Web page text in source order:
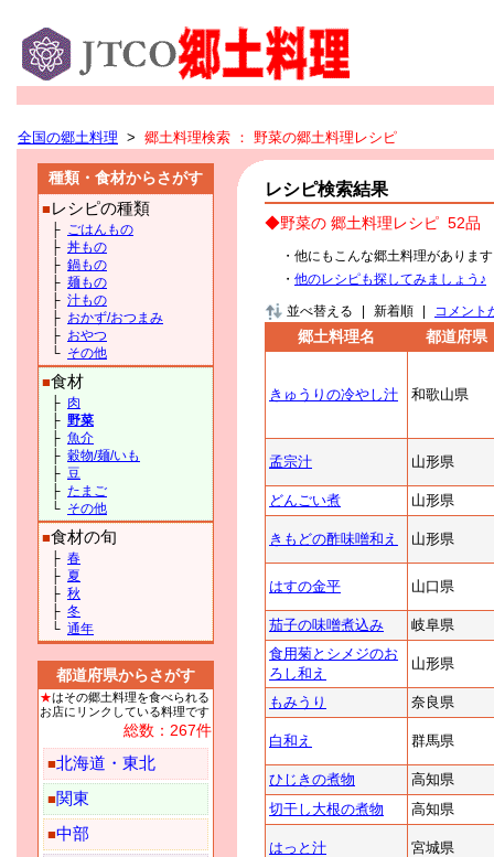
全国の郷土料理 > 郷土料理検索 ： 野菜の郷土料理レシピ
種類・食材からさがす
■ レシピの種類
├ ごはんもの
├ 丼もの
├ 鍋もの
├ 麺もの
├ 汁もの
├ おかず/おつまみ
├ おやつ
└ その他
■食材
├ 肉
├ 野菜
├ 魚介
├ 穀物/麺/いも
├ 豆
├ たまご
└ その他
■食材の旬
├ 春
├ 夏
├ 秋
├ 冬
└ 通年
都道府県からさがす
★はその郷土料理を食べられる
お店にリンクしている料理です
総数：267件
■北海道・東北
■関東
■中部
レシピ検索結果
◆野菜の 郷土料理レシピ 52品
・他にもこんな郷土料理がありま
・ 他のレシピも探してみましょう♪
並べ替える 新着順 コメント
郷土料理名 都道府県
きゅうりの冷やし汁 和歌山県
孟宗汁 山形県
どんごい煮 山形県
きもどの酢味噌和え 山形県
はすの金平 山口県
茄子の味噌煮込み
岐阜県
食用菊とシメジのお
ろし和え
山形県
もみうり 奈良県
白和え 群馬県
ひじきの煮物
高知県
切干し大根の煮物
高知県
はっと汁 宮城県